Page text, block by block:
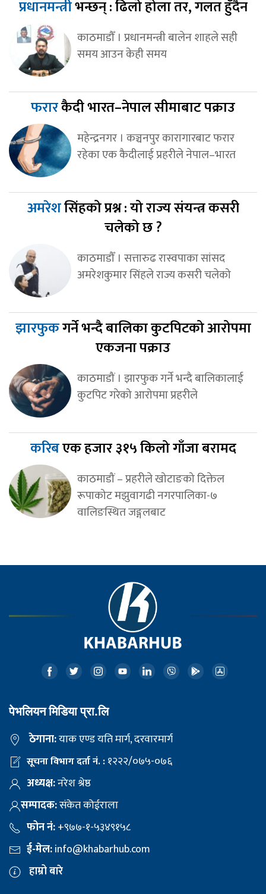
प्रधानमन्त्रीभन्छन् : ढिलो होला तर, गलत हुँदैन
काठमाडौँ । प्रधानमन्त्री बालेन शाहले सही
समय आउन केही समय
फरारकैदी भारत–नेपाल सीमाबाट पक्राउ
महेन्द्रनगर । कञ्चनपुर कारागारबाट फरार
रहेका एक कैदीलाई प्रहरीले नेपाल–भारत
अमरेशसिंहको प्रश्न : यो राज्य संयन्त्र कसरी
चलेको छ ?
काठमाडौँ । सत्तारुढ रास्वपाका सांसद
अमरेशकुमार सिंहले राज्य कसरी चलेको
झारफुकगर्ने भन्दै बालिका कुटपिटको आरोपमा
एकजना पक्राउ
काठमाडौं । झारफुक गर्ने भन्दै बालिकालाई
कुटपिट गरेको आरोपमा प्रहरीले
करिबएक हजार ३१५ किलो गाँजा बरामद
काठमाडौं – प्रहरीले खोटाङको दिक्तेल
रूपाकोट मझुवागढी नगरपालिका-७
वालिङस्थित जङ्गलबाट
पेभलियन मिडिया प्रा.लि
ठेगाना:याक एण्ड यति मार्ग, दरवारमार्ग
सूचना विभाग दर्ता नं. :१२२२/०७५-०७६
अध्यक्ष:नरेश श्रेष्ठ
सम्पादक:संकेत कोईराला
फोन नं:+९७७-१-५३४९१५८
ई-मेल:info@khabarhub.com
हाम्रो बारे